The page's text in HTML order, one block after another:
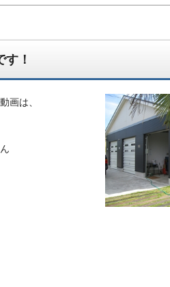
！
画は、
、アパート経営の空室対策として、
賃貸の導入を研究するブログ。絶好
務取扱管理者、宅建等資格情報も。